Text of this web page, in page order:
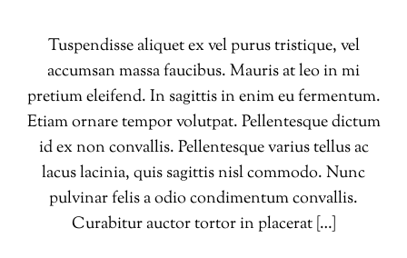
Tuspendisse aliquet ex vel purus tristique, vel
accumsan massa faucibus. Mauris at leo in mi
pretium eleifend. In sagittis in enim eu fermentum.
Etiam ornare tempor volutpat. Pellentesque dictum
id ex non convallis. Pellentesque varius tellus ac
lacus lacinia, quis sagittis nisl commodo. Nunc
pulvinar felis a odio condimentum convallis.
Curabitur auctor tortor in placerat […]